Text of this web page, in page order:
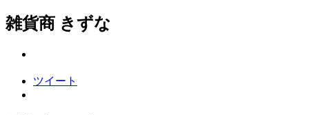
雑貨商 きずな
ツイート